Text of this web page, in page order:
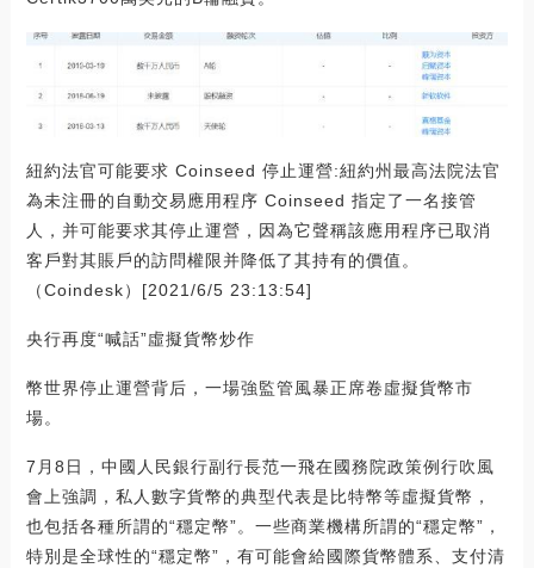
紐約法官可能要求 Coinseed 停止運營:紐約州最高法院法官
為未注冊的自動交易應用程序 Coinseed 指定了一名接管
人，并可能要求其停止運營，因為它聲稱該應用程序已取消
客戶對其賬戶的訪問權限并降低了其持有的價值。
（Coindesk）[2021/6/5 23:13:54]
央行再度“喊話”虛擬貨幣炒作
幣世界停止運營背后，一場強監管風暴正席卷虛擬貨幣市
場。
7月8日，中國人民銀行副行長范一飛在國務院政策例行吹風
會上強調，私人數字貨幣的典型代表是比特幣等虛擬貨幣，
也包括各種所謂的“穩定幣”。一些商業機構所謂的“穩定幣”，
特別是全球性的“穩定幣”，有可能會給國際貨幣體系、支付清